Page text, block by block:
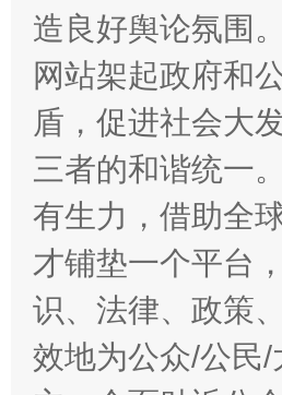
造良好舆论氛围
网站架起政府和
盾，促进社会大
三者的和谐统一
有生力，借助全
才铺垫一个平台
识、法律、政策
效地为公众/公民